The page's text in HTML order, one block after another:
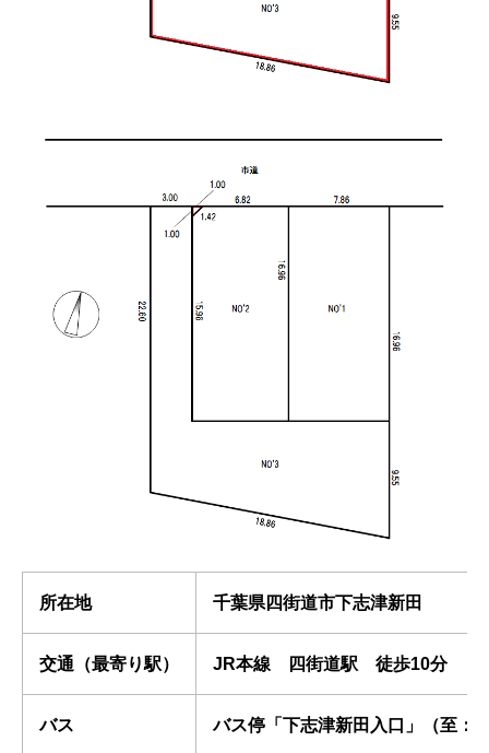
所在地 千葉県四街道市下志津新田
交通（最寄り駅） JR本線 四街道駅 徒歩10分
バス バス停「下志津新田入口」（至